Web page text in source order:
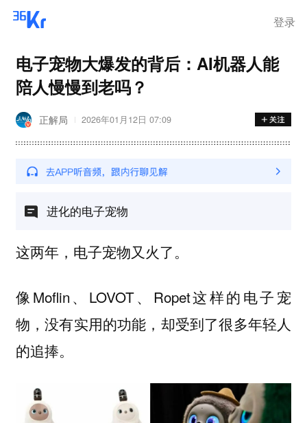
登录
电子宠物大爆发的背后：AI机器人能
陪人慢慢到老吗？
正解局 2026年01月12日 07:09
进化的电子宠物
这两年，电子宠物又火了。
像Moflin、LOVOT、Ropet这样的电子宠
物，没有实用的功能，却受到了很多年轻人
的追捧。